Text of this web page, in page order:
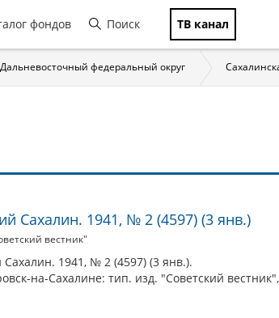
фондов Поиск ТВ канал
Дальневосточный федеральный округ
Сахалин. 1941, № 2 (4597) (3 янв.)
вестник"
Сахалин. 1941, № 2 (4597) (3 янв.).
на-Сахалине: тип. изд. "Советский